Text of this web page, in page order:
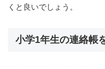
くと良いでしょう。
小学1年生の連絡帳